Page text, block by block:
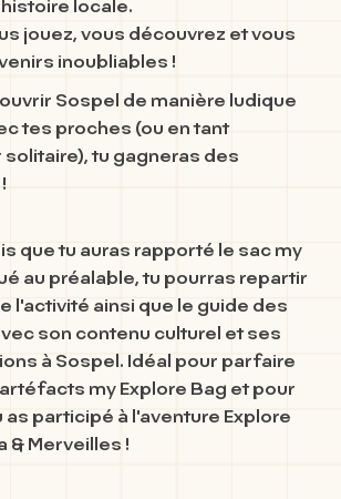
locale.
jouez, vous découvrez et vous
inoubliables !
Sospel de manière ludique
tes proches (ou en tant
tu gagneras des
que tu auras rapporté le sac my
au préalable, tu pourras repartir
l'activité ainsi que le guide des
son contenu culturel et ses
à Sospel. Idéal pour parfaire
my Explore Bag et pour
as participé à l'aventure Explore
& Merveilles !